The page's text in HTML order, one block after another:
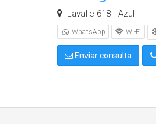
Lavalle 618 - Azul
WhatsApp Wi-Fi
Enviar consulta